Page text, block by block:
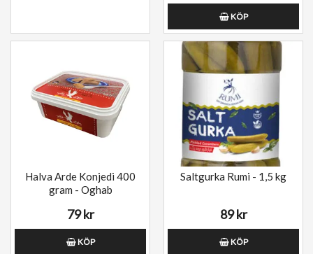
KÖP
Halva Arde Konjedi 400
gram - Oghab
79 kr
KÖP
Saltgurka Rumi - 1,5 kg
89 kr
KÖP